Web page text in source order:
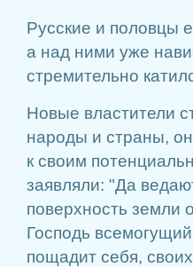
Русские и половцы
а над ними уже
стремительно
Новые властители
народы и страны,
к своим
заявляли: "Да
поверхность земли
Господь
пощадит себя,